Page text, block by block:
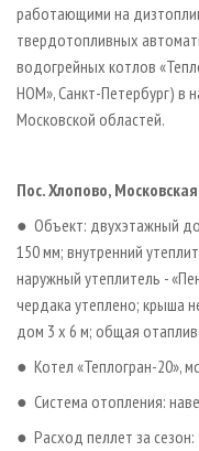
работающими на
твердотопливных
водогрейных котлов
НОМ», Санкт-­Петербург) в
Московской областей.
Пос. Хлопово,
● Объект: двухэтажный
150 мм; внутренний
наружный утеплитель -
чердака утеплено; крыша
дом 3 х 6 м; общая
● Котел «Теплогран­-20»,
● Система отопления:
● Расход пеллет за сезон: